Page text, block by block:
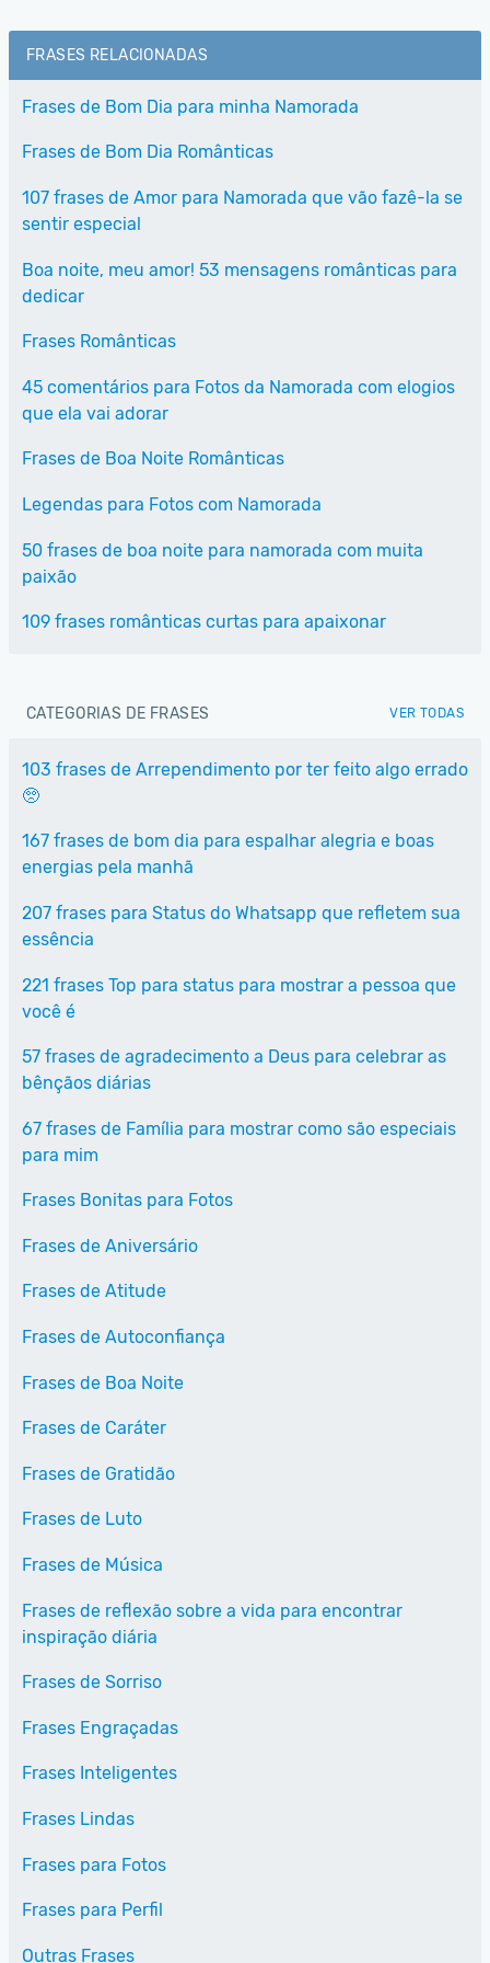
FRASES RELACIONADAS
Frases de Bom Dia para minha Namorada
Frases de Bom Dia Românticas
107 frases de Amor para Namorada que vão fazê-la se
sentir especial
Boa noite, meu amor! 53 mensagens românticas para
dedicar
Frases Românticas
45 comentários para Fotos da Namorada com elogios
que ela vai adorar
Frases de Boa Noite Românticas
Legendas para Fotos com Namorada
50 frases de boa noite para namorada com muita
paixão
109 frases românticas curtas para apaixonar
CATEGORIAS DE FRASES VER TODAS
103 frases de Arrependimento por ter feito algo errado
🥺
167 frases de bom dia para espalhar alegria e boas
energias pela manhã
207 frases para Status do Whatsapp que refletem sua
essência
221 frases Top para status para mostrar a pessoa que
você é
57 frases de agradecimento a Deus para celebrar as
bênçãos diárias
67 frases de Família para mostrar como são especiais
para mim
Frases Bonitas para Fotos
Frases de Aniversário
Frases de Atitude
Frases de Autoconfiança
Frases de Boa Noite
Frases de Caráter
Frases de Gratidão
Frases de Luto
Frases de Música
Frases de reflexão sobre a vida para encontrar
inspiração diária
Frases de Sorriso
Frases Engraçadas
Frases Inteligentes
Frases Lindas
Frases para Fotos
Frases para Perfil
Outras Frases